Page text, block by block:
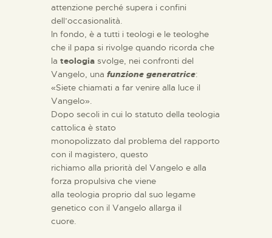
attenzione perché supera i confini
dell’occasionalità.
In fondo, è a tutti i teologi e le teologhe
che il papa si rivolge quando ricorda che
la teologia svolge, nei confronti del
Vangelo, una funzione generatrice:
«Siete chiamati a far venire alla luce il
Vangelo».
Dopo secoli in cui lo statuto della teologia
cattolica è stato
monopolizzato dal problema del rapporto
con il magistero, questo
richiamo alla priorità del Vangelo e alla
forza propulsiva che viene
alla teologia proprio dal suo legame
genetico con il Vangelo allarga il
cuore.